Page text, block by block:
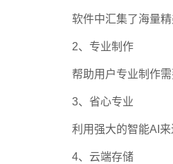
软件中汇集了海量精
2、专业制作
帮助用户专业制作需
3、省心专业
利用强大的智能AI来
4、云端存储